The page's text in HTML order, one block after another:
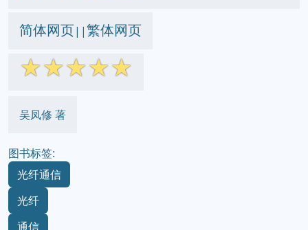
简体网页||繁体网页
☆☆☆☆☆
吴凤修 著
图书标签:
光纤通信
光纤
通信